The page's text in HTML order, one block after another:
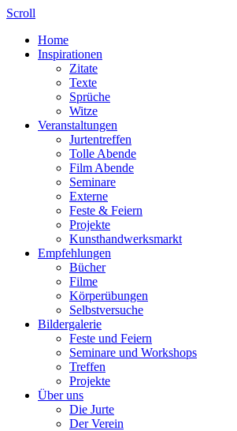
Scroll
Home
Inspirationen
Zitate
Texte
Sprüche
Witze
Veranstaltungen
Jurtentreffen
Tolle Abende
Film Abende
Seminare
Externe
Feste & Feiern
Projekte
Kunsthandwerksmarkt
Empfehlungen
Bücher
Filme
Körperübungen
Selbstversuche
Bildergalerie
Feste und Feiern
Seminare und Workshops
Treffen
Projekte
Über uns
Die Jurte
Der Verein